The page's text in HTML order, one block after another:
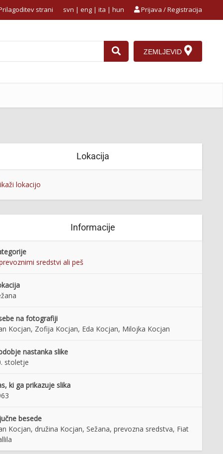
strani Prijava / Registracija
svn | eng | ita | hun
ZEMLJEVID
Lokacija
lokacijo
Informacije
sredstvi ali peš
na fotografiji
Kocjan, Zofija Kocjan, Eda Kocjan, Milojka Kocjan
nastanka slike
stoletje
ki ga prikazuje slika
besede
Kocjan, družina Kocjan, Sežana, prevozna sredstva, Fiat